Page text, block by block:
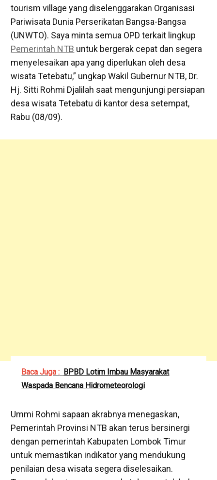
tourism village yang diselenggarakan Organisasi
Pariwisata Dunia Perserikatan Bangsa-Bangsa
(UNWTO). Saya minta semua OPD terkait lingkup
Pemerintah NTB untuk bergerak cepat dan segera
menyelesaikan apa yang diperlukan oleh desa
wisata Tetebatu,” ungkap Wakil Gubernur NTB, Dr.
Hj. Sitti Rohmi Djalilah saat mengunjungi persiapan
desa wisata Tetebatu di kantor desa setempat,
Rabu (08/09).
Baca Juga : BPBD Lotim Imbau Masyarakat
Waspada Bencana Hidrometeorologi
Ummi Rohmi sapaan akrabnya menegaskan,
Pemerintah Provinsi NTB akan terus bersinergi
dengan pemerintah Kabupaten Lombok Timur
untuk memastikan indikator yang mendukung
penilaian desa wisata segera diselesaikan.